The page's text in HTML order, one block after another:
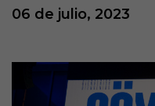
06 de julio, 2023